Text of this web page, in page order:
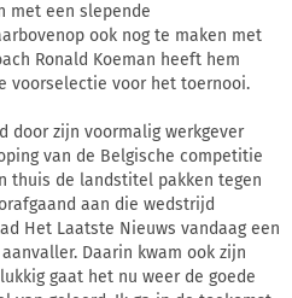
met een slepende
ook nog te maken met
Ronald Koeman heeft hem
voorselectie voor het toernooi.
door zijn voormalig werkgever
van de Belgische competitie
thuis de landstitel pakken tegen
aan die wedstrijd
Het Laatste Nieuws vandaag een
Daarin kwam ook zijn
gaat het nu weer de goede